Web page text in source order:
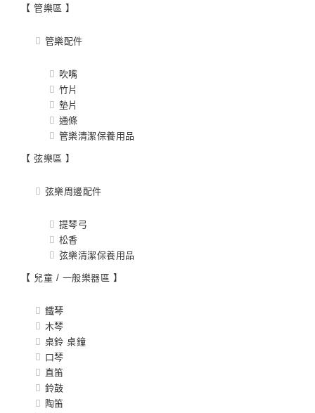
【 管樂區 】
管樂配件
吹嘴
竹片
墊片
通條
管樂清潔保養用品
【 弦樂區 】
弦樂周邊配件
提琴弓
松香
弦樂清潔保養用品
【 兒童 / 一般樂器區 】
鐵琴
木琴
桌鈴 桌鐘
口琴
直笛
鈴鼓
陶笛